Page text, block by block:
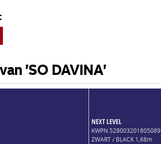
'SO DAVINA'
NEXT LEVEL
KWPN 528003201805089
ZWART / BLACK 1,68m